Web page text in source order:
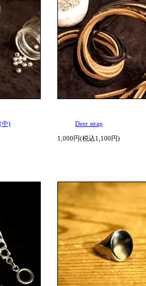
中) Deer strap
1,000円(税込1,100円)